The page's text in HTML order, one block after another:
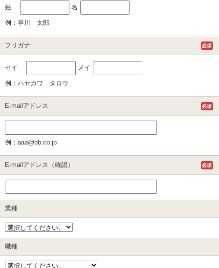
姓 名
例：早川 太郎
フリガナ 必須
セイ メイ
例：ハヤカワ タロウ
E-mailアドレス 必須
例：aaa@bb.co.jp
E-mailアドレス（確認） 必須
業種
職種